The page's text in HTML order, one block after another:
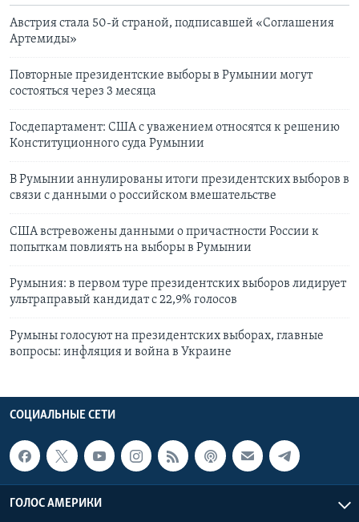
Австрия стала 50-й страной, подписавшей «Соглашения
Артемиды»
Повторные президентские выборы в Румынии могут
состояться через 3 месяца
Госдепартамент: США с уважением относятся к решению
Конституционного суда Румынии
В Румынии аннулированы итоги президентских выборов в
связи с данными о российском вмешательстве
США встревожены данными о причастности России к
попыткам повлиять на выборы в Румынии
Румыния: в первом туре президентских выборов лидирует
ультраправый кандидат с 22,9% голосов
Румыны голосуют на президентских выборах, главные
вопросы: инфляция и война в Украине
СОЦИАЛЬНЫЕ СЕТИ
ГОЛОС АМЕРИКИ